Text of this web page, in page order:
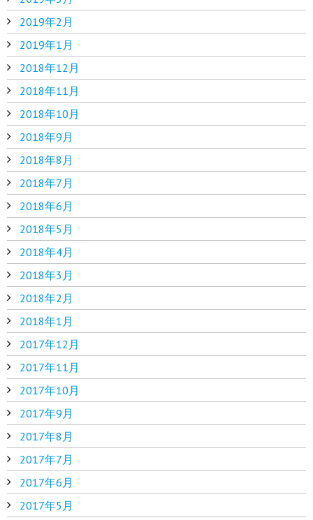
2019年2月
2019年1月
2018年12月
2018年11月
2018年10月
2018年9月
2018年8月
2018年7月
2018年6月
2018年5月
2018年4月
2018年3月
2018年2月
2018年1月
2017年12月
2017年11月
2017年10月
2017年9月
2017年8月
2017年7月
2017年6月
2017年5月